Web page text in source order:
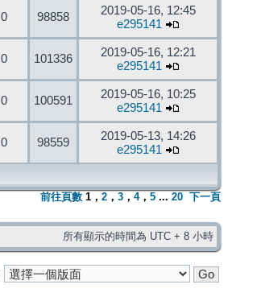
0 98858
2019-05-16, 12:45
e295141
0 101336
2019-05-16, 12:21
e295141
0 100591
2019-05-16, 10:25
e295141
0 98559
2019-05-13, 14:26
e295141
前往頁數 1 ， 2 ， 3 ， 4， 5 ... 20 下一頁
所有顯示的時間為 UTC + 8 小時